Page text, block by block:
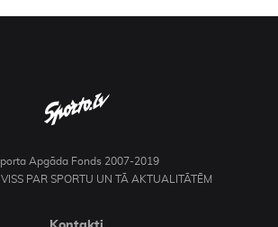
Apgāda Fonds 2007-2019
PAR SPORTU UN TĀ AKTUALITĀTĒM